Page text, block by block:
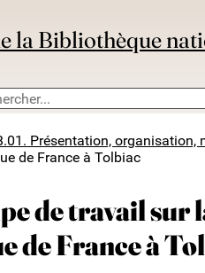
la Bibliothèque
Présentation, organisation,
de France à Tolbiac
de travail sur
de France à